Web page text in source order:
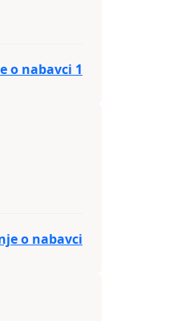
o nabavci 1
o nabavci